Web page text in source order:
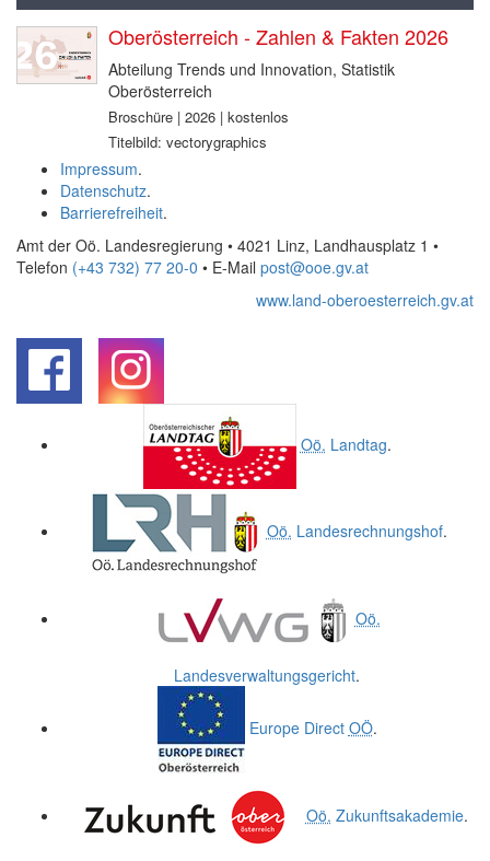
Oberösterreich - Zahlen & Fakten 2026
Abteilung Trends und Innovation, Statistik
Oberösterreich
Broschüre | 2026 | kostenlos
Titelbild: vectorygraphics
Impressum.
Datenschutz.
Barrierefreiheit.
Amt der Oö. Landesregierung • 4021 Linz, Landhausplatz 1 •
Telefon (+43 732) 77 20-0 • E-Mail post@ooe.gv.at
www.land-oberoesterreich.gv.at
Oö. Landtag.
Oö. Landesrechnungshof.
Oö.
Landesverwaltungsgericht.
Europe Direct OÖ.
Oö. Zukunftsakademie.